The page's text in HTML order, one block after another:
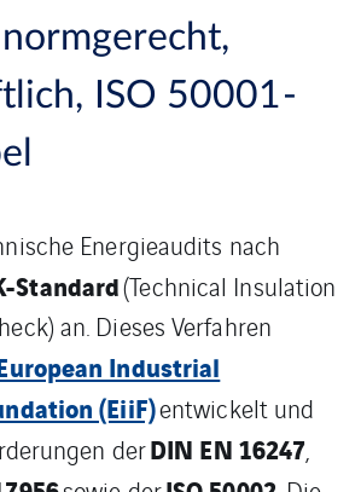
ISO 50001-
Energieaudits nach
Standard(Technical Insulation
an. Dieses Verfahren
Industrial
(EiiF)entwickelt und
derDIN EN 16247,